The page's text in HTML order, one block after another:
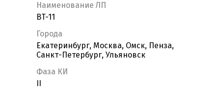
Наименование ЛП
BT-11
Города
Екатеринбург, Москва, Омск, Пенза,
Санкт-Петербург, Ульяновск
Фаза КИ